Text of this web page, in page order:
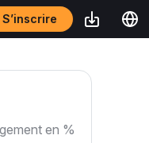
S’inscrire
en %